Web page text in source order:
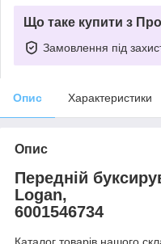
Що таке купити з
Замовлення під
Опис Характеристики
Опис
Передній
Logan,
6001546734